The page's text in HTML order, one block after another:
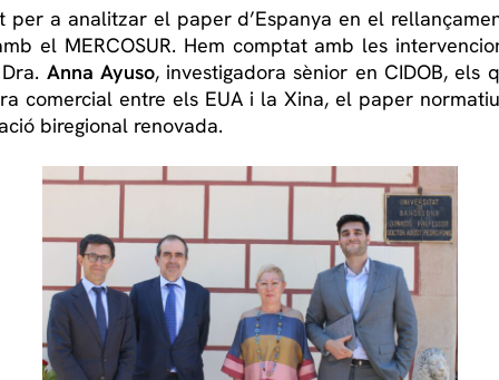
per a analitzar el paper d’Espanya en el
el MERCOSUR. Hem comptat amb les
Anna Ayuso, investigadora sènior en CIDOB,
comercial entre els EUA i la Xina, el paper
biregional renovada.